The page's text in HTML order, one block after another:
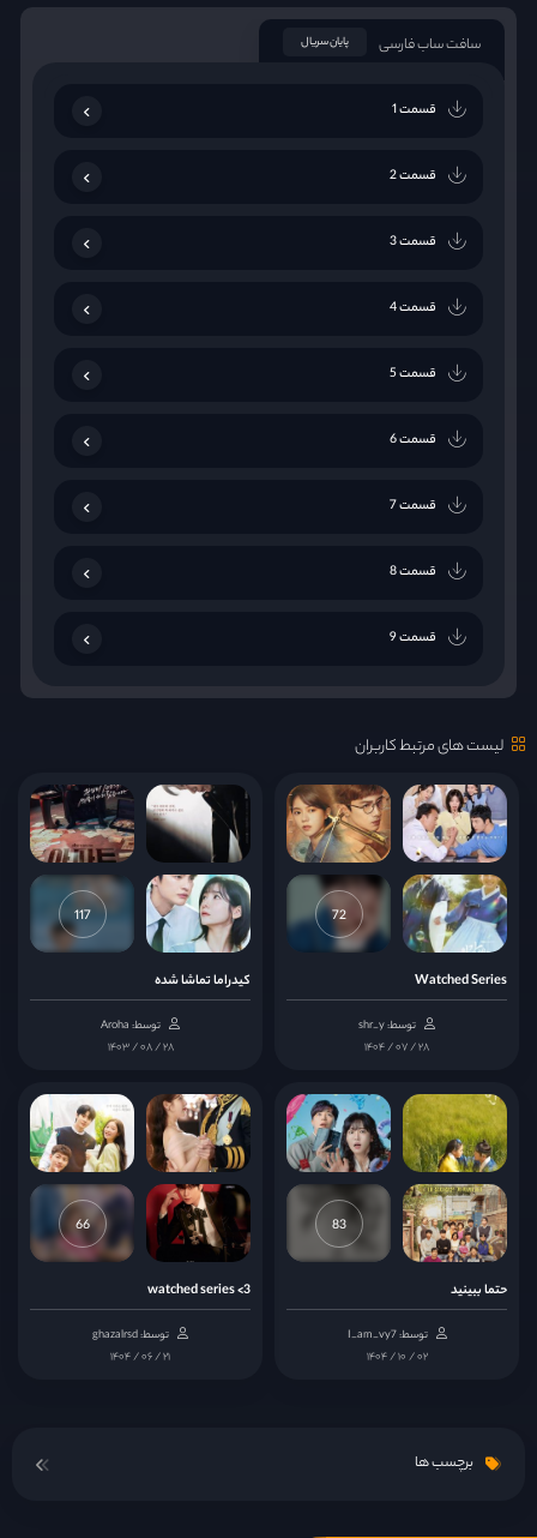
سافت ساب فارسی پایان سریال
قسمت 1
قسمت 2
قسمت 3
قسمت 4
قسمت 5
قسمت 6
قسمت 7
قسمت 8
قسمت 9
قسمت 10
قسمت 12
قسمت 13
قسمت 15
قسمت 16
قسمت 17
قسمت 18
قسمت 20
لیست های مرتبط کاربران
72
Watched Series
توسط: shr_y
۱۴۰۴ / ۰۷ / ۲۸
117
کیدراما تماشا شده
توسط: Aroha
۱۴۰۳ / ۰۸ / ۲۸
83
حتما ببینید
توسط: I_am_vy7
۱۴۰۴ / ۱۰ / ۰۲
66
watched series <3
توسط: ghazalrsd
۱۴۰۴ / ۰۶ / ۲۱
برچسب ها